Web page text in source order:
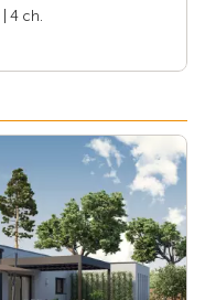
| 4 ch.